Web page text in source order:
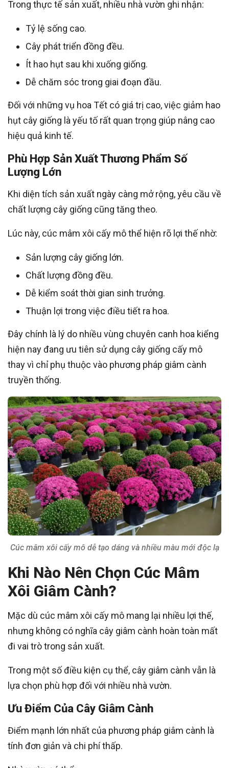
Trong thực tế sản xuất, nhiều nhà vườn ghi nhận:
Tỷ lệ sống cao.
Cây phát triển đồng đều.
Ít hao hụt sau khi xuống giống.
Dễ chăm sóc trong giai đoạn đầu.
Đối với những vụ hoa Tết có giá trị cao, việc giảm hao
hụt cây giống là yếu tố rất quan trọng giúp nâng cao
hiệu quả kinh tế.
Phù Hợp Sản Xuất Thương Phẩm Số
Lượng Lớn
Khi diện tích sản xuất ngày càng mở rộng, yêu cầu về
chất lượng cây giống cũng tăng theo.
Lúc này, cúc mâm xôi cấy mô thể hiện rõ lợi thế nhờ:
Sản lượng cây giống lớn.
Chất lượng đồng đều.
Dễ kiểm soát thời gian sinh trưởng.
Thuận lợi trong việc điều tiết ra hoa.
Đây chính là lý do nhiều vùng chuyên canh hoa kiểng
hiện nay đang ưu tiên sử dụng cây giống cấy mô
thay vì chỉ phụ thuộc vào phương pháp giâm cành
truyền thống.
Cúc mâm xôi cấy mô dễ tạo dáng và nhiều màu mới độc lạ
Khi Nào Nên Chọn Cúc Mâm
Xôi Giâm Cành?
Mặc dù cúc mâm xôi cấy mô mang lại nhiều lợi thế,
nhưng không có nghĩa cây giâm cành hoàn toàn mất
đi vai trò trong sản xuất.
Trong một số điều kiện cụ thể, cây giâm cành vẫn là
lựa chọn phù hợp đối với nhiều nhà vườn.
Ưu Điểm Của Cây Giâm Cành
Điểm mạnh lớn nhất của phương pháp giâm cành là
tính đơn giản và chi phí thấp.